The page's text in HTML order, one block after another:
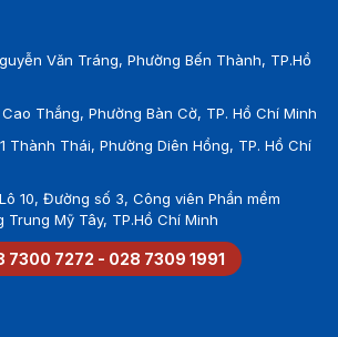
Văn Tráng, Phường Bến Thành, TP.Hồ
Thắng, Phường Bàn Cờ, TP. Hồ Chí Minh
Thành Thái, Phường Diên Hồng, TP. Hồ Chí
Lô 10, Đường số 3, Công viên Phần mềm
Mỹ Tây, TP.Hồ Chí Minh
7300 7272 - 028 7309 1991